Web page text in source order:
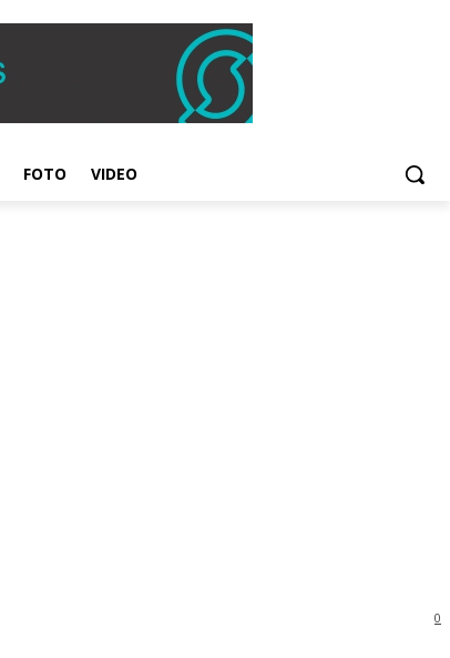
FOTO VIDEO
0